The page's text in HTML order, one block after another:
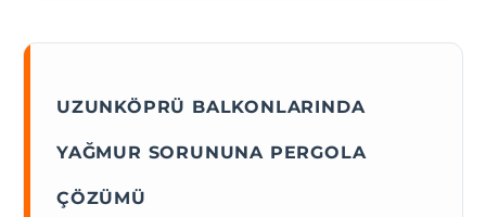
UZUNKÖPRÜ BALKONLARINDA
YAĞMUR SORUNUNA PERGOLA
ÇÖZÜMÜ